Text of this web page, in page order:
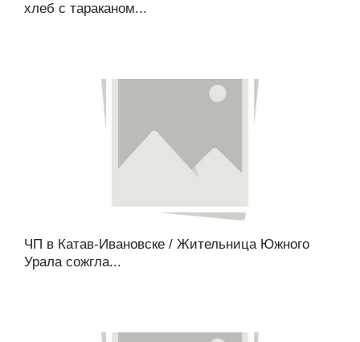
хлеб с тараканом...
ЧП в Катав-Ивановске / Жительница Южного
Урала сожгла...